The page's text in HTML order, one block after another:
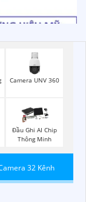
Camera UNV 360
Đầu Ghi AI Chip
Thông Minh
32 Kênh